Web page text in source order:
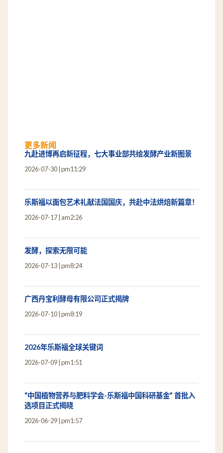
更多新闻
九赴进博再启新征程，七大事业部共绘发酵产业新图景
2026-07-30 pm11:29
乐斯福以面包艺术礼献法国国庆，共赴中法烘焙新篇章！
2026-07-17 am2:26
发酵，探索无限可能
2026-07-13 pm8:24
广西丹宝利酵母有限公司正式揭牌
2026-07-10 pm8:19
2026年乐斯福全球关键词
2026-07-09 pm1:51
“中国植物营养与肥料学会-乐斯福中国科研基金” 首批入
选项目正式揭晓
2026-06-29 pm1:57